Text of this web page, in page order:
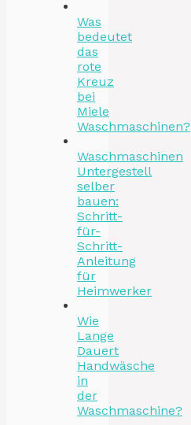
Was
bedeutet
das
rote
Kreuz
bei
Miele
Waschmaschinen?
Waschmaschinen
Untergestell
selber
bauen:
Schritt-
für-
Schritt-
Anleitung
für
Heimwerker
Wie
Lange
Dauert
Handwäsche
in
der
Waschmaschine?